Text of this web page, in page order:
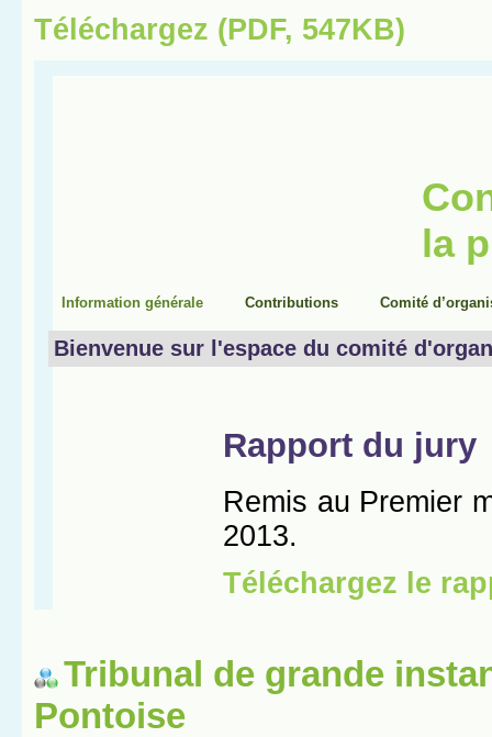
Téléchargez (PDF, 547KB)
Tribunal de grande
Pontoise